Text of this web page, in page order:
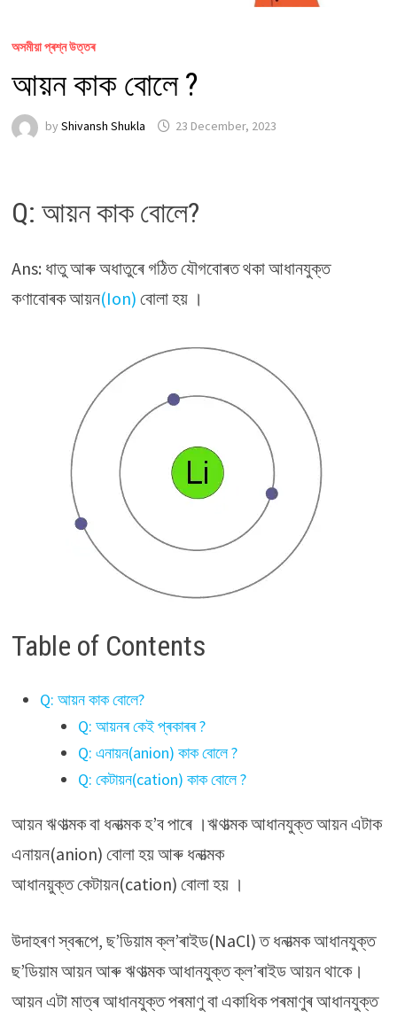
অসমীয়া প্ৰশ্ন উত্তৰ
আয়ন কাক বোলে ?
by Shivansh Shukla 23 December, 2023
Q: আয়ন কাক বোলে?
Ans: ধাতু আৰু অধাতুৰে গঠিত যৌগবোৰত থকা আধানযুক্ত
কণাবোৰক আয়ন(Ion) বোলা হয় ।
Table of Contents
Q: আয়ন কাক বোলে?
Q: আয়নৰ কেই প্ৰকাৰৰ ?
Q: এনায়ন(anion) কাক বোলে ?
Q: কেটায়ন(cation) কাক বোলে ?
আয়ন ঋণাত্মক বা ধনাত্মক হ’ব পাৰে ।ঋণাত্মক আধানযুক্ত আয়ন এটাক
এনায়ন(anion) বোলা হয় আৰু ধনাত্মক
আধানয়ুক্ত কেটায়ন(cation) বোলা হয় ।
উদাহৰণ স্বৰূপে, ছ’ডিয়াম ক্ল’ৰাইড(NaCl) ত ধনাত্মক আধানযুক্ত
ছ’ডিয়াম আয়ন আৰু ঋণাত্মক আধানযুক্ত ক্ল’ৰাইড আয়ন থাকে।
আয়ন এটা মাত্ৰ আধানযুক্ত পৰমাণু বা একাধিক পৰমাণুৰ আধানযুক্ত